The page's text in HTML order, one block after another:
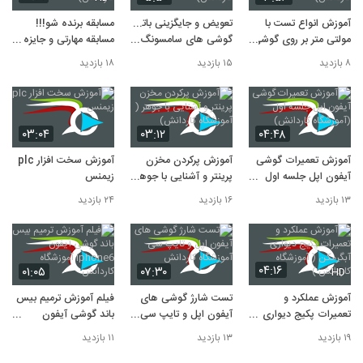
9
۱۳ بازدید
10
فیلم آموزش مدارفرمان موتور های تک فاز و
danesh.com
۱۳ بازدید
آموزش انواع تست با
مولتی متر بر روی گوشی
موبایل (آموزشگاه
کاردانش)
۸ بازدید
تعویض و جایگزینی باتری
گوشی های سامسونگ
(آموزشگاه کاردانش)
۱۵ بازدید
مسابقه برنده شو!!!
مسابقه مهارتی و جایزه
های فوق العاده
(آموزشگاه کاردانش)
۱۸ بازدید
۰۴:۴۸
آموزش تعمیرات گوشی
آیفون اپل جلسه اول
(آموزشگاه کاردانش)
۱۳ بازدید
۰۳:۱۲
آموزش پرکردن مخزن
پرینتر و آشنایی با جوهر
( آموزشگاه کاردانش)
۱۶ بازدید
۰۳:۰۴
آموزش سخت افزار plc
زیمنس
۲۴ بازدید
۰۴:۱۶ HD
آموزش عملکرد و
تعمیرات پکیج دیواری
آبگرمکن ( آموزشگاه
کاردانش )
۱۹ بازدید
۰۷:۳۰
تست شارژ گوشی های
آیفون اپل و تایپ سی
آموزشگاه کاردانش
۱۳ بازدید
۰۱:۰۵
فیلم آموزش ترمیم بیس
باند گوشی آیفون
کاردانش
۱۱ بازدید